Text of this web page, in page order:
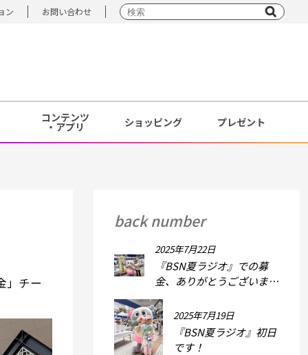
ン お問い合わせ
コンテンツ
・アプリ ショッピング プレゼント
」チー
back number
2025年7月22日
『BSN夏ラジオ』での募
金、ありがとうございまし
た！
2025年7月19日
『BSN夏ラジオ』初日
です！